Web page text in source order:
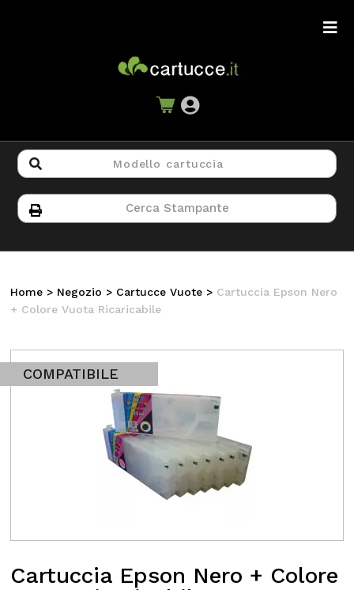
Home > Negozio > Cartucce Vuote > Cartuccia Epson Nero
+ Colore Vuota Ricaricabile
COMPATIBILE
Cartuccia Epson Nero + Colore